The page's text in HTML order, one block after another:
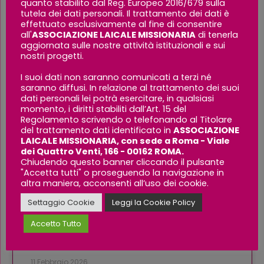
News
PUBBLICAZIONI
La Bisaccia, the new Christmas
2025 issue
LEGGI TUTTO »
quanto stabilito dal Reg. Europeo 2016/679 sulla
tutela dei dati personali. Il trattamento dei dati è
effettuato esclusivamente al fine di consentire
all'ASSOCIAZIONE LAICALE MISSIONARIA di tenerla
aggiornata sulle nostre attività istituzionali e sui
nostri progetti.
I suoi dati non saranno comunicati a terzi né
saranno diffusi. In relazione al trattamento dei suoi
dati personali lei potrà esercitare, in qualsiasi
momento, i diritti stabiliti dall’Art. 15 del
Regolamento scrivendo o telefonando al Titolare
del trattamento dati identificato in ASSOCIAZIONE
LAICALE MISSIONARIA, con sede a Roma - Viale
dei Quattro Venti, 166 - 00162 ROMA.
Chiudendo questo banner cliccando il pulsante
"Accetta tutti" o proseguendo la navigazione in
altra maniera, acconsenti all’uso dei cookie.
Settaggio Cookie
Leggi la Cookie Policy
Accetto Tutto